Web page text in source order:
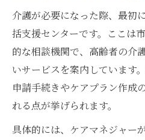
介護が必要になった際、最初
括支援センターです。ここは
的な相談機関で、高齢者の介
いサービスを案内しています
申請手続きやケアプラン作成
れる点が挙げられます。
具体的には、ケアマネジャー